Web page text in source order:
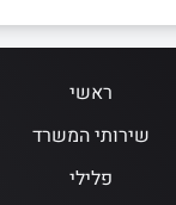
ראשי
שירותי המשרד
פלילי